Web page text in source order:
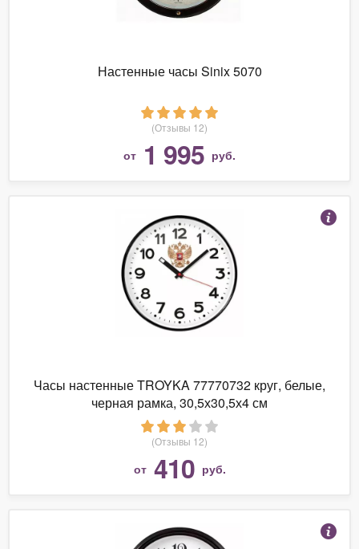
Настенные часы Sinix 5070
(Отзывы 12)
от 1 995 руб.
Часы настенные TROYKA 77770732 круг, белые,
черная рамка, 30,5х30,5х4 см
(Отзывы 12)
от 410 руб.